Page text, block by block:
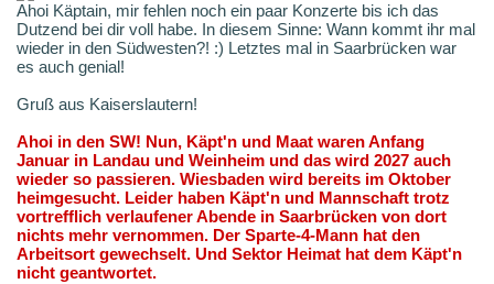
Ahoi Käptain, mir fehlen noch ein paar Konzerte bis ich das
Dutzend bei dir voll habe. In diesem Sinne: Wann kommt ihr mal
wieder in den Südwesten?! :) Letztes mal in Saarbrücken war
es auch genial!
Gruß aus Kaiserslautern!
Ahoi in den SW! Nun, Käpt'n und Maat waren Anfang
Januar in Landau und Weinheim und das wird 2027 auch
wieder so passieren. Wiesbaden wird bereits im Oktober
heimgesucht. Leider haben Käpt'n und Mannschaft trotz
vortrefflich verlaufener Abende in Saarbrücken von dort
nichts mehr vernommen. Der Sparte-4-Mann hat den
Arbeitsort gewechselt. Und Sektor Heimat hat dem Käpt'n
nicht geantwortet.